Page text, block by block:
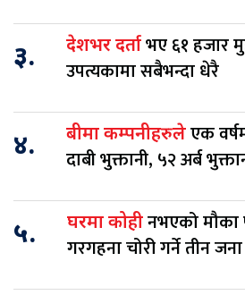
३. देशभर दर्ताभए ६१ हजार
उपत्यकामा सबैभन्दा धेरै
४. बीमा कम्पनीहरुलेएक
दाबी भुक्तानी, ५२ अर्ब
५. घरमा कोहीनभएको मौका
गरगहना चोरी गर्ने तीन